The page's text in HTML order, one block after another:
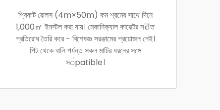
প্রিকাট রোলস (4m×50m) কম শ্রমের সাথে দিনে
1,000㎡ ইনস্টল করা যায়। মেকানিক্যাল কানেক্টর সतত
প্রতিরোধ তৈরি করে - বিশেষজ্ঞ সরঞ্জামের প্রয়োজন নেই।
পিট থেকে বালি পর্যন্ত সকল মাটির ধরনের সঙ্গে
সंpatible।